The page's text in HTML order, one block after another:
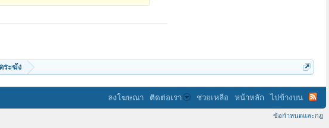
ระฆัง
ลงโฆษณา ติดต่อเรา ช่วยเหลือ หน้าหลัก ไปข้างบน
ข้อกำหนดและกฎ